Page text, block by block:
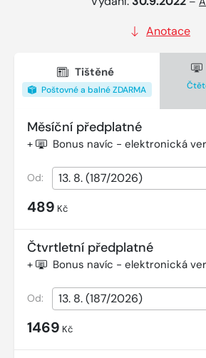
Anotace
Tištěné
Poštovné a balné ZDARMA
Měsíční předplatné
+ Bonus navíc - elektronická
Od:
489 Kč
Čtvrtletní předplatné
+ Bonus navíc - elektronická
Od:
1469 Kč